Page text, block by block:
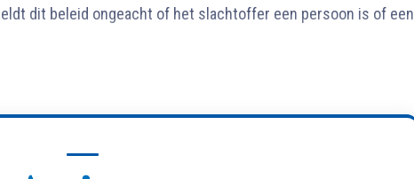
dit beleid ongeacht of het slachtoffer een persoon is of een